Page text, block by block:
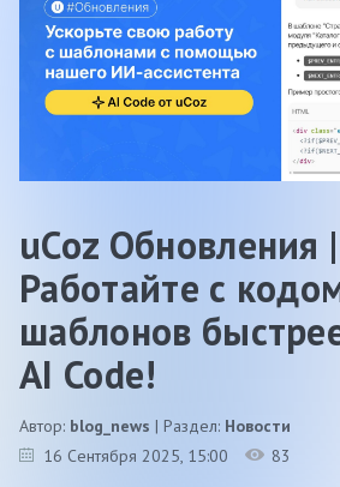
uCoz Обновления |
Работайте с
шаблонов
AI Code!
Автор: blog_news | Раздел: Новости
16 Сентября 2025, 15:00 83